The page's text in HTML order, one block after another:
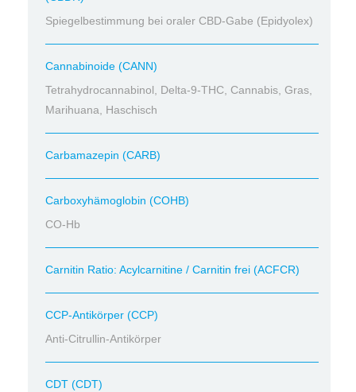
Spiegelbestimmung bei oraler CBD-Gabe (Epidyolex)
Cannabinoide (CANN)
Tetrahydrocannabinol, Delta-9-THC, Cannabis, Gras,
Marihuana, Haschisch
Carbamazepin (CARB)
Carboxyhämoglobin (COHB)
CO-Hb
Carnitin Ratio: Acylcarnitine / Carnitin frei (ACFCR)
CCP-Antikörper (CCP)
Anti-Citrullin-Antikörper
CDT (CDT)